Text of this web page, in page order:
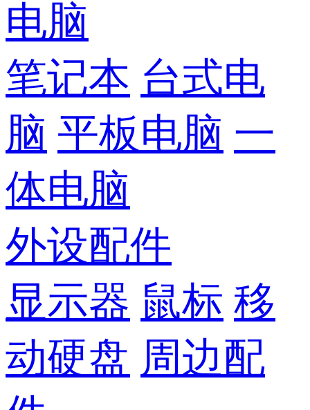
电脑
笔记本 台式电
脑 平板电脑 一
体电脑
外设配件
显示器 鼠标 移
动硬盘 周边配